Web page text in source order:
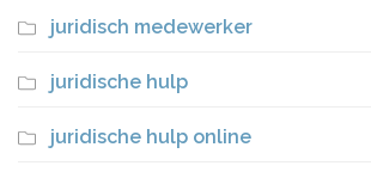
juridisch medewerker
juridische hulp
juridische hulp online